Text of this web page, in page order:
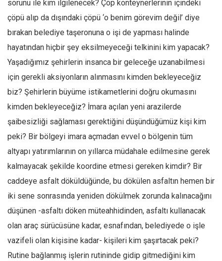
sorunu ile kim ilgilenecek? Çöp konteynerlerinin içindeki
çöpü alıp da dışındaki çöpü ‘o benim görevim değil’ diye
bırakan belediye taşeronuna o işi de yapması halinde
hayatından hiçbir şey eksilmeyeceği telkinini kim yapacak?
Yaşadığımız şehirlerin insanca bir geleceğe uzanabilmesi
için gerekli aksiyonların alınmasını kimden bekleyeceğiz
biz? Şehirlerin büyüme istikametlerini doğru okumasını
kimden bekleyeceğiz? İmara açılan yeni arazilerde
şaibesizliği sağlaması gerektiğini düşündüğümüz kişi kim
peki? Bir bölgeyi imara açmadan evvel o bölgenin tüm
altyapı yatırımlarının on yıllarca müdahale edilmesine gerek
kalmayacak şekilde koordine etmesi gereken kimdir? Bir
caddeye asfalt döküldüğünde, bu dökülen asfaltın hemen bir
iki sene sonrasında yeniden dökülmek zorunda kalınacağını
düşünen -asfaltı döken müteahhidinden, asfaltı kullanacak
olan araç sürücüsüne kadar, esnafından, belediyede o işle
vazifeli olan kişisine kadar- kişileri kim şaşırtacak peki?
Rutine bağlanmış işlerin rutininde gidip gitmediğini kim